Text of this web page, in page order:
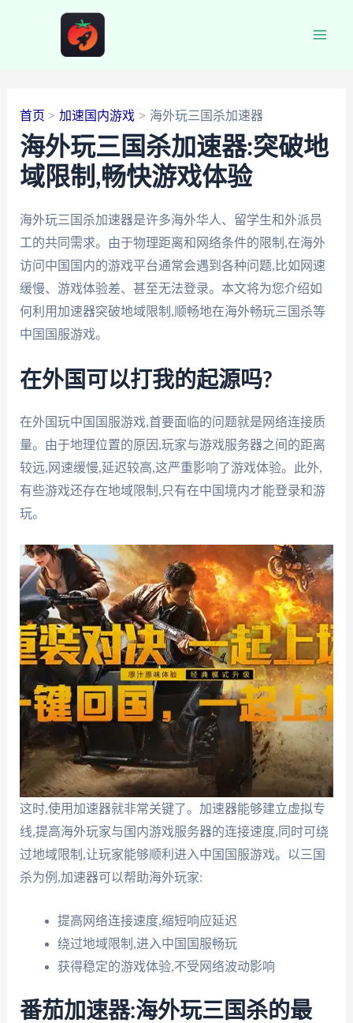
首页 加速国内游戏 海外玩三国杀加速器
海外玩三国杀加速器:突破地
域限制,畅快游戏体验
海外玩三国杀加速器是许多海外华人、留学生和外派员
工的共同需求。由于物理距离和网络条件的限制,在海外
访问中国国内的游戏平台通常会遇到各种问题,比如网速
缓慢、游戏体验差、甚至无法登录。本文将为您介绍如
何利用加速器突破地域限制,顺畅地在海外畅玩三国杀等
中国国服游戏。
在外国可以打我的起源吗?
在外国玩中国国服游戏,首要面临的问题就是网络连接质
量。由于地理位置的原因,玩家与游戏服务器之间的距离
较远,网速缓慢,延迟较高,这严重影响了游戏体验。此外,
有些游戏还存在地域限制,只有在中国境内才能登录和游
玩。
这时,使用加速器就非常关键了。加速器能够建立虚拟专
线,提高海外玩家与国内游戏服务器的连接速度,同时可绕
过地域限制,让玩家能够顺利进入中国国服游戏。以三国
杀为例,加速器可以帮助海外玩家:
提高网络连接速度,缩短响应延迟
绕过地域限制,进入中国国服畅玩
获得稳定的游戏体验,不受网络波动影响
番茄加速器:海外玩三国杀的最